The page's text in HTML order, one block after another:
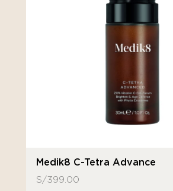
Medik8 C-Tetra Advance
S/399.00